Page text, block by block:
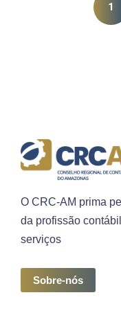
1
O CRC-AM prima
da profissão
serviços
Sobre-nós